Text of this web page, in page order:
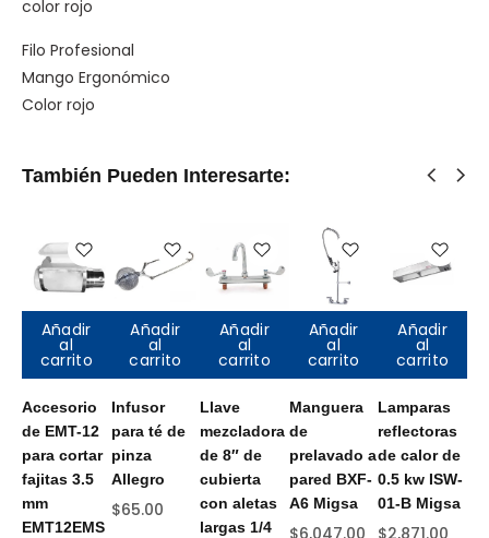
color rojo
Filo Profesional
Mango Ergonómico
Color rojo
También Pueden Interesarte:
Añadir
al
carrito
Accesorio
de EMT-12
para cortar
fajitas 3.5
mm
EMT12EMS
Añadir
al
carrito
Infusor
para té de
pinza
Allegro
$65.00
Añadir
al
carrito
Llave
mezcladora
de 8″ de
cubierta
con aletas
largas 1/4
Añadir
al
carrito
Manguera
de
prelavado a
pared BXF-
A6 Migsa
Añadir
al
carrito
Lamparas
reflectoras
de calor de
0.5 kw ISW-
01-B Migsa